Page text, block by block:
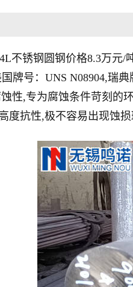
不锈钢圆钢价格8.3万
牌号：UNS N08904,瑞
性,专为腐蚀条件苛刻的
度抗性,极不容易出现蚀